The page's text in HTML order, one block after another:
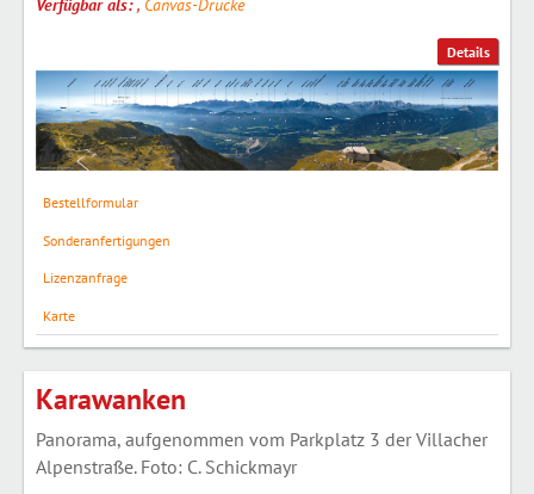
Details
Verfügbar als:, Canvas-Drucke
Bestellformular
Sonderanfertigungen
Lizenzanfrage
Karte
Karawanken
Panorama, aufgenommen vom Parkplatz 3 der Villacher
Alpenstraße. Foto: C. Schickmayr